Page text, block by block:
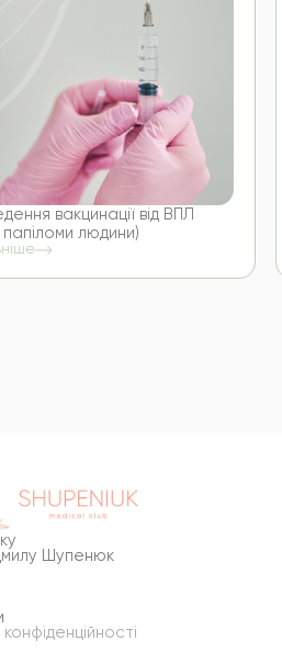
вакцинації від ВПЛ
папіломи людини)
Шупенюк
конфіденційності